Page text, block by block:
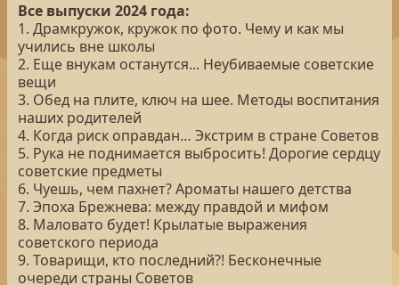
Все выпуски 2024 года:
1. Драмкружок, кружок по фото. Чему и как мы
учились вне школы
2. Еще внукам останутся... Неубиваемые советские
вещи
3. Обед на плите, ключ на шее. Методы воспитания
наших родителей
4. Когда риск оправдан… Экстрим в стране Советов
5. Рука не поднимается выбросить! Дорогие сердцу
советские предметы
6. Чуешь, чем пахнет? Ароматы нашего детства
7. Эпоха Брежнева: между правдой и мифом
8. Маловато будет! Крылатые выражения
советского периода
9. Товарищи, кто последний?! Бесконечные
очереди страны Советов